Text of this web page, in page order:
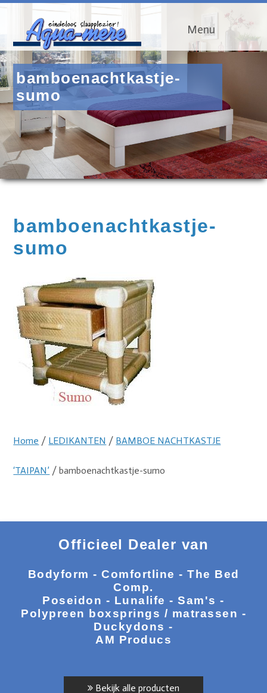
Menu
bamboenachtkastje-
sumo
bamboenachtkastje-
sumo
Home / LEDIKANTEN / BAMBOE NACHTKASTJE
‘TAIPAN’ / bamboenachtkastje-sumo
Officieel Dealer van
Bodyform - Comfortline - The Bed
Comp.
Poseidon - Lunalife - Sam's -
Polypreen boxsprings / matrassen -
Duckydons -
AM Producs
Bekijk alle producten